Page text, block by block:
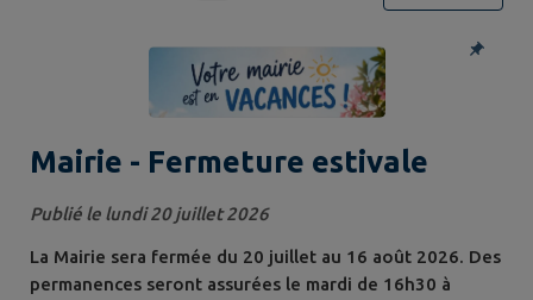
Mairie - Fermeture estivale
Publié le lundi 20 juillet 2026
La Mairie sera fermée du 20 juillet au 16 août 2026. Des
permanences seront assurées le mardi de 16h30 à